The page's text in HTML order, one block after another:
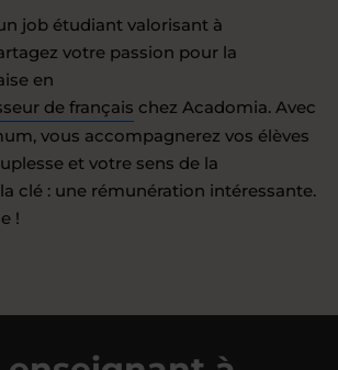
job étudiant valorisant à
votre passion pour la
en
de français chez Acadomia. Avec
vous accompagnerez vos élèves
et votre sens de la
clé : une rémunération intéressante.
!